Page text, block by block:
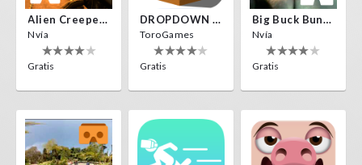
Alien Creepers VR
Nvía
Gratis
DROPDOWN VR
ToroGames
Gratis
Big Buck Bunny
Nvía
Gratis